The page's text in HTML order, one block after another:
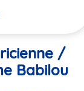
/
Babilou